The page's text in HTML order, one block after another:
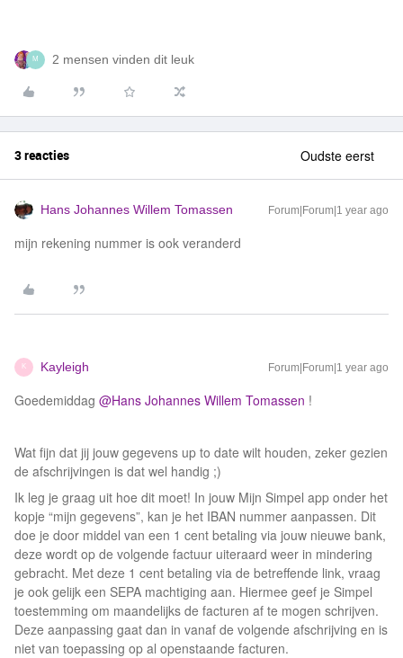
M 2 mensen vinden dit leuk
3 reacties Oudste eerst
Hans Johannes Willem Tomassen Forum|Forum|1 year ago
mijn rekening nummer is ook veranderd
K Kayleigh Forum|Forum|1 year ago
Goedemiddag ​ @Hans Johannes Willem Tomassen !
Wat fijn dat jij jouw gegevens up to date wilt houden, zeker gezien
de afschrijvingen is dat wel handig ;)
Ik leg je graag uit hoe dit moet! In jouw Mijn Simpel app onder het
kopje “mijn gegevens”, kan je het IBAN nummer aanpassen. Dit
doe je door middel van een 1 cent betaling via jouw nieuwe bank,
deze wordt op de volgende factuur uiteraard weer in mindering
gebracht. Met deze 1 cent betaling via de betreffende link, vraag
je ook gelijk een SEPA machtiging aan. Hiermee geef je Simpel
toestemming om maandelijks de facturen af te mogen schrijven.
Deze aanpassing gaat dan in vanaf de volgende afschrijving en is
niet van toepassing op al openstaande facturen.